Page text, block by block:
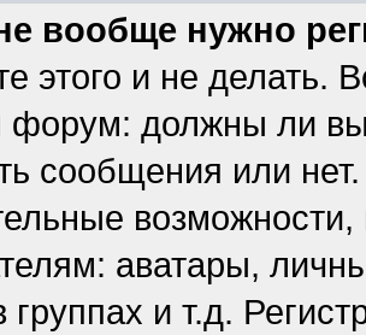
вообще нужно
этого и не делать.
форум: должны ли вы
сообщения или
аватары,
группах и т.д.